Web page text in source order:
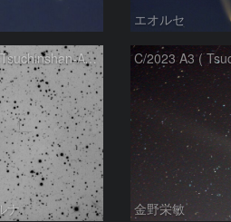
エオルセ
C/2023 A3 (Tsuchinshan-ATLAS)
ナ 金野栄敏